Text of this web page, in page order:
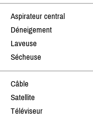
Aspirateur central
Déneigement
Laveuse
Sécheuse
Câble
Satellite
Téléviseur